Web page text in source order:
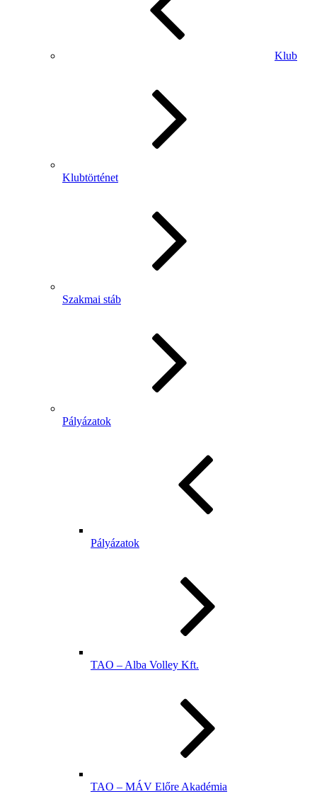
Klub
Klubtörténet
Szakmai stáb
Pályázatok
Pályázatok
TAO – Alba Volley Kft.
TAO – MÁV Előre Akadémia